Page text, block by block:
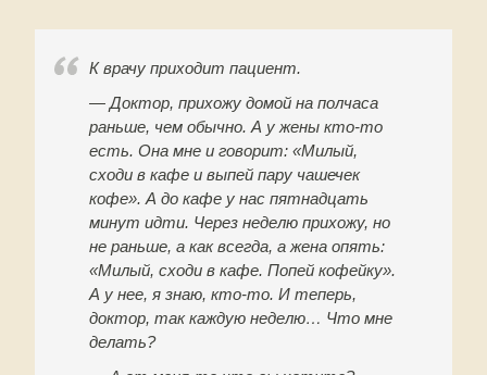
К врачу приходит пациент.
— Доктор, прихожу домой на полчаса
раньше, чем обычно. А у жены кто-то
есть. Она мне и говорит: «Милый,
сходи в кафе и выпей пару чашечек
кофе». А до кафе у нас пятнадцать
минут идти. Через неделю прихожу, но
не раньше, а как всегда, а жена опять:
«Милый, сходи в кафе. Попей кофейку».
А у нее, я знаю, кто-то. И теперь,
доктор, так каждую неделю… Что мне
делать?